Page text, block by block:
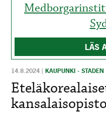
LÄS
14.8.2024 |KAUPUNKI - STADEN